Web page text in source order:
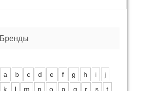
Бренды
a b c d e f g h i
j
k
l m n o p q r s
t